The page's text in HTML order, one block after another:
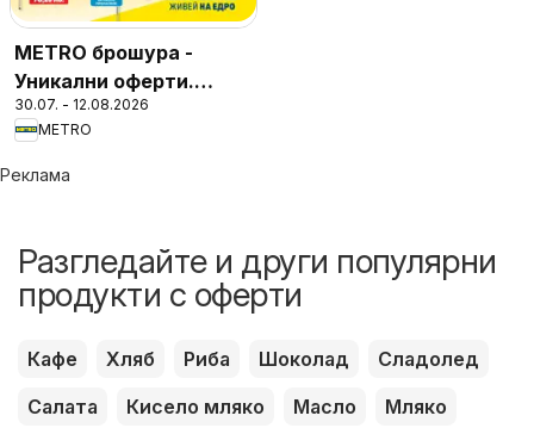
METRO брошура -
Уникални оферти.
Финални бройки
30.07. - 12.08.2026
METRO
Реклама
Разгледайте и други популярни
продукти с оферти
Кафе Хляб Риба Шоколад
Сладолед
Салата
Кисело мляко Масло
Мляко